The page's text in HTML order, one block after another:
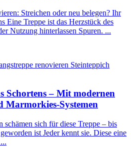
Streichen oder neu belegen? Ihr
Eine Treppe ist das Herzstück des
Nutzung hinterlassen Spuren. ...
Schortens – Mit modernen
Marmorkies-Systemen
schämen sich für diese Treppe – bis
ist Jeder kennt sie. Diese eine